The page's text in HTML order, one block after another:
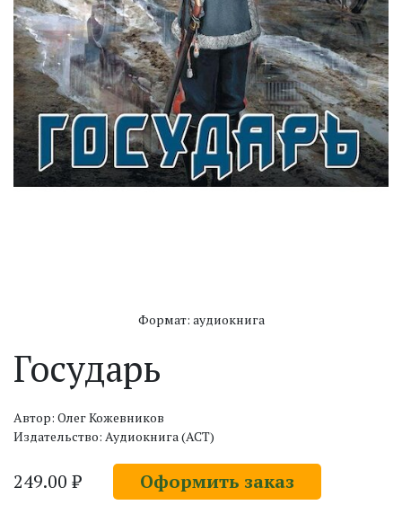
Формат: аудиокнига
Государь
Автор: Олег Кожевников
Издательство: Аудиокнига (АСТ)
249.00 ₽ Оформить заказ